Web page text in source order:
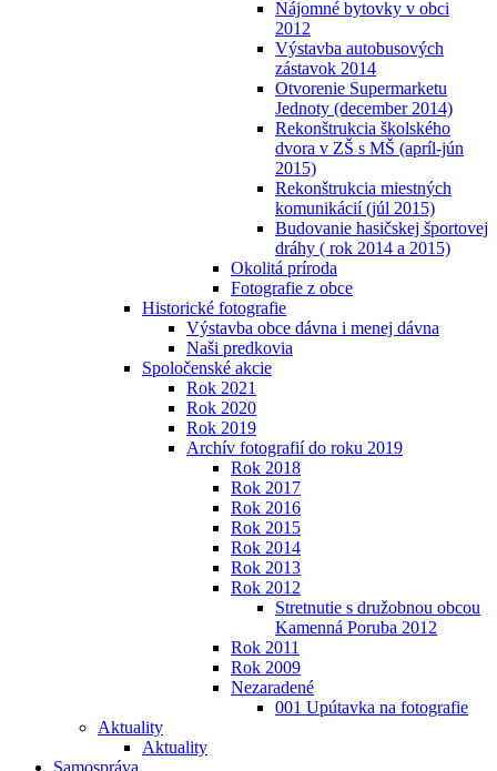
Nájomné bytovky v obci
2012
Výstavba autobusových
zástavok 2014
Otvorenie Supermarketu
Jednoty (december 2014)
Rekonštrukcia školského
dvora v ZŠ s MŠ (apríl-jún
2015)
Rekonštrukcia miestných
komunikácií (júl 2015)
Budovanie hasičskej športovej
dráhy ( rok 2014 a 2015)
Okolitá príroda
Fotografie z obce
Historické fotografie
Výstavba obce dávna i menej dávna
Naši predkovia
Spoločenské akcie
Rok 2021
Rok 2020
Rok 2019
Archív fotografií do roku 2019
Rok 2018
Rok 2017
Rok 2016
Rok 2015
Rok 2014
Rok 2013
Rok 2012
Stretnutie s družobnou obcou
Kamenná Poruba 2012
Rok 2011
Rok 2009
Nezaradené
001 Upútavka na fotografie
Aktuality
Aktuality
Samospráva